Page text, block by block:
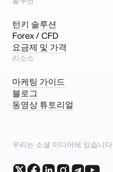
턴키 솔루션
Forex / CFD
요금제 및 가격
리소스
마케팅 가이드
블로그
동영상 튜토리얼
우리는 소셜 미디어에 있습니다